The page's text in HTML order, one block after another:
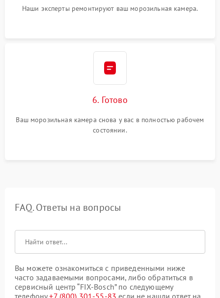
Наши эксперты ремонтируют ваш морозильная камера.
6. Готово
Ваш морозильная камера снова у вас в полностью рабочем
состоянии.
FAQ. Ответы на вопросы
Вы можете ознакомиться с приведенными ниже
часто задаваемыми вопросами, либо обратиться в
сервисный центр “FIX-Bosch” по следующему